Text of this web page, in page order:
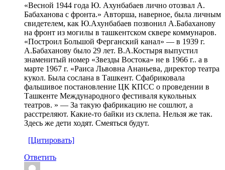
«Весной 1944 года Ю. Ахунбабаев лично отозвал А.
Бабаханова с фронта.» Авторша, наверное, была личным
свидетелем, как Ю.Ахунбабаев позвонил А.Бабаханову
на фронт из могилы в ташкентском сквере коммунаров.
«Построил Большой Ферганский канал» — в 1939 г.
А.Бабаханову было 29 лет. В.А.Костыря выпустил
знаменитый номер «Звезды Востока» не в 1966 г.. а в
марте 1967 г. «Раиса Львовна Ананьева, директор театра
кукол. Была сослана в Ташкент. Сфабриковала
фальшивое постановление ЦК КПСС о проведении в
Ташкенте Международного фестиваля кукольных
театров. » — За такую фабрикацию не сошлют, а
расстреляют. Какие-то байки из склепа. Нельзя же так.
Здесь же дети ходят. Смеяться будут.
[Цитировать]
Ответить